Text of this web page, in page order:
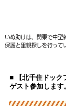
いぬ助けは、関東で中型
保護と里親探しを行って
​■ 【北千住ドック
ゲスト参加します。